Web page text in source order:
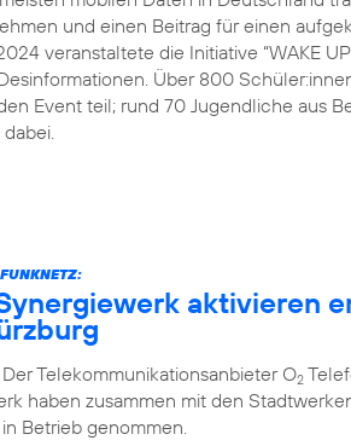
und einen Beitrag für einen
veranstaltete die Initiative “WAKE
Über 800
Event teil; rund 70 Jugendliche aus
aktivieren
Telekommunikationsanbieter O2
haben zusammen mit den
Betrieb genommen.